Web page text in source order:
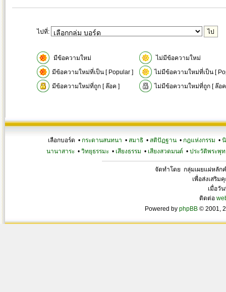
ไปที่:
มีข้อความใหม่
ไม่มีข้อความใหม่
มีข้อความใหม่ที่เป็น [ Popular ]
ไม่มีข้อความใหม่ที่เป็น [
มีข้อความใหม่ที่ถูก [ ล๊อค ]
ไม่มีข้อความใหม่ที่ถูก [ ล๊อ
เลือกบอร์ด • กระดานสนทนา • สมาธิ • สติปัฏฐาน • กฎแห่งกรรม •
นานาสาระ• วิทยุธรรมะ• เสียงธรรม • เสียงสวดมนต์ • ประวัติพระพุท
จัดทำโดย กลุ่มเผยแผ่หลัก
เพื่อส่งเสริม
เมื่อวั
ติดต่อ
Powered by phpBB © 2001,